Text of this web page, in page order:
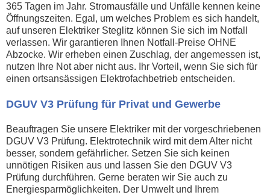
365 Tagen im Jahr. Stromausfälle und Unfälle kennen keine
Öffnungszeiten. Egal, um welches Problem es sich handelt,
auf unseren Elektriker Steglitz können Sie sich im Notfall
verlassen. Wir garantieren Ihnen Notfall-Preise OHNE
Abzocke. Wir erheben einen Zuschlag, der angemessen ist,
nutzen Ihre Not aber nicht aus. Ihr Vorteil, wenn Sie sich für
einen ortsansässigen Elektrofachbetrieb entscheiden.
DGUV V3 Prüfung für Privat und Gewerbe
Beauftragen Sie unsere Elektriker mit der vorgeschriebenen
DGUV V3 Prüfung. Elektrotechnik wird mit dem Alter nicht
besser, sondern gefährlicher. Setzen Sie sich keinen
unnötigen Risiken aus und lassen Sie den DGUV V3
Prüfung durchführen. Gerne beraten wir Sie auch zu
Energiesparmöglichkeiten. Der Umwelt und Ihrem